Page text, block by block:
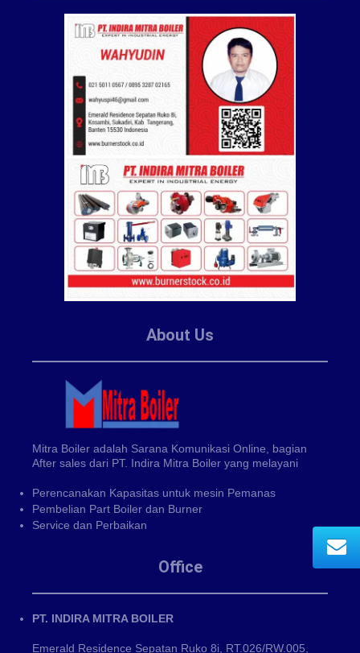
About Us
Mitra Boiler adalah Sarana Komunikasi Online, bagian
After sales dari PT. Indira Mitra Boiler yang melayani
Perencanakan Kapasitas untuk mesin Pemanas
Pembelian Part Boiler dan Burner
Service dan Perbaikan
Office
PT. INDIRA MITRA BOILER
Emerald Residence Sepatan Ruko 8i, RT.026/RW.005,